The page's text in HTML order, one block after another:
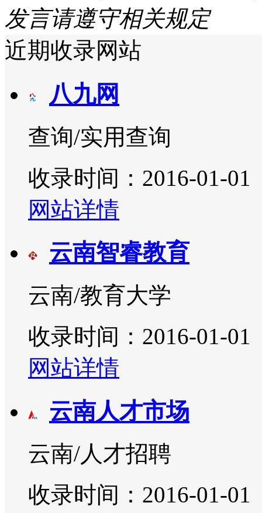
发言请遵守相关规定
近期收录网站
八九网
查询/实用查询
收录时间：2016-01-01
网站详情
云南智睿教育
云南/教育大学
收录时间：2016-01-01
网站详情
云南人才市场
云南/人才招聘
收录时间：2016-01-01